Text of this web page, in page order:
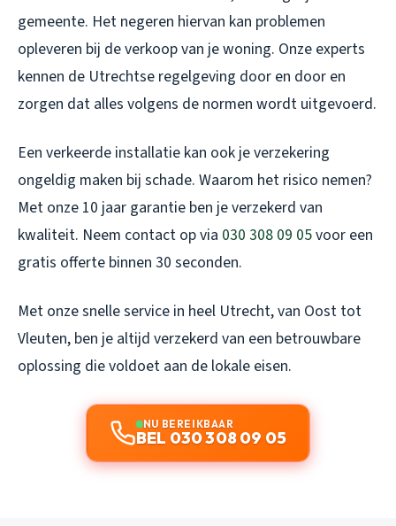
gemeente. Het negeren hiervan kan problemen
opleveren bij de verkoop van je woning. Onze experts
kennen de Utrechtse regelgeving door en door en
zorgen dat alles volgens de normen wordt uitgevoerd.
Een verkeerde installatie kan ook je verzekering
ongeldig maken bij schade. Waarom het risico nemen?
Met onze 10 jaar garantie ben je verzekerd van
kwaliteit. Neem contact op via 030 308 09 05voor een
gratis offerte binnen 30 seconden.
Met onze snelle service in heel Utrecht, van Oost tot
Vleuten, ben je altijd verzekerd van een betrouwbare
oplossing die voldoet aan de lokale eisen.
NU BEREIKBAAR
BEL 030 308 09 05